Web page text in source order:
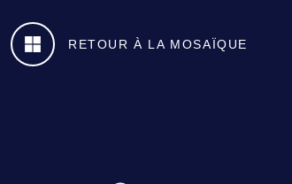
au
contenu
RETOUR À LA MOSAÏQUE